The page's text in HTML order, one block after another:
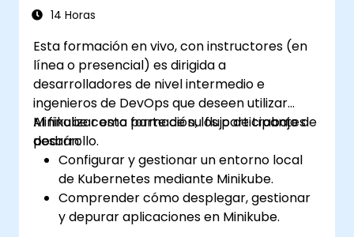
14 Horas
Esta formación en vivo, con instructores (en
línea o presencial) es dirigida a
desarrolladores de nivel intermedio e
ingenieros de DevOps que deseen utilizar
Minikube como parte de su flujo de trabajo de
desarrollo.
Al finalizar esta formación, los participantes
podrán:
Configurar y gestionar un entorno local
de Kubernetes mediante Minikube.
Comprender cómo desplegar, gestionar
y depurar aplicaciones en Minikube.